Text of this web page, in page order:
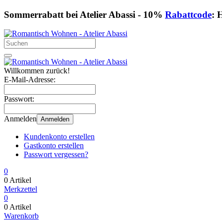
Sommerrabatt bei Atelier Abassi - 10% Rabattcode:
Willkommen zurück!
E-Mail-Adresse:
Passwort:
Anmelden Anmelden
Kundenkonto erstellen
Gastkonto erstellen
Passwort vergessen?
0
0 Artikel
Merkzettel
0
0 Artikel
Warenkorb